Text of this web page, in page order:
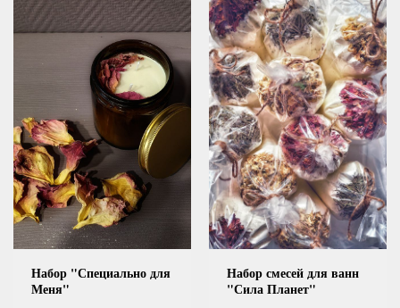
Набор "Специально для
Меня"
Набор смесей для ванн
"Сила Планет"